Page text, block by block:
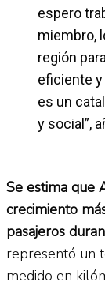
espero
miembro,
región
eficiente
es un
y social”,
Se estima que
crecimiento
pasajeros
representó un
medido en